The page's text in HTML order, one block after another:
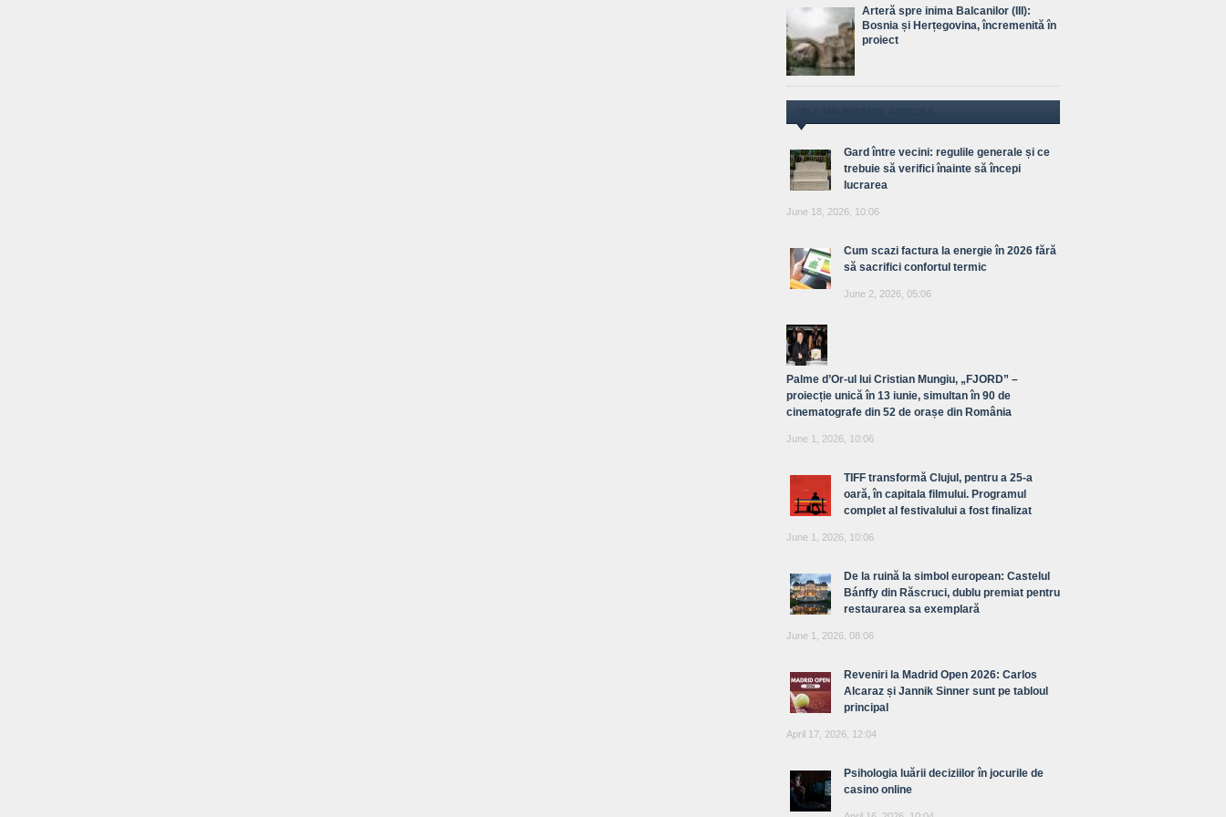
Arteră spre inima Balcanilor (III):
Bosnia și Herțegovina, încremenită în
proiect
Gard între vecini: regulile generale și ce
trebuie să verifici înainte să începi
lucrarea
June 18, 2026, 10:06
Cum scazi factura la energie în 2026 fără
să sacrifici confortul termic
June 2, 2026, 05:06
Palme d’Or-ul lui Cristian Mungiu, „FJORD” –
proiecție unică în 13 iunie, simultan în 90 de
cinematografe din 52 de orașe din România
June 1, 2026, 10:06
TIFF transformă Clujul, pentru a 25-a
oară, în capitala filmului. Programul
complet al festivalului a fost finalizat
June 1, 2026, 10:06
De la ruină la simbol european: Castelul
Bánffy din Răscruci, dublu premiat pentru
restaurarea sa exemplară
June 1, 2026, 08:06
Reveniri la Madrid Open 2026: Carlos
Alcaraz și Jannik Sinner sunt pe tabloul
principal
April 17, 2026, 12:04
Psihologia luării deciziilor în jocurile de
casino online